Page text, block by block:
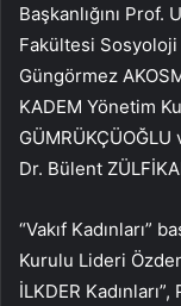
Başkanlığını
Fakültesi
Güngörmez
KADEM Yönetim
Dr. Bülent
“Vakıf Kadınları”
Kurulu Lideri
İLKDER